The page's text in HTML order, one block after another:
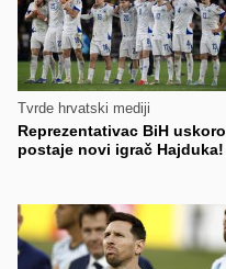
Tvrde hrvatski mediji
Reprezentativac BiH uskoro
postaje novi igrač Hajduka!